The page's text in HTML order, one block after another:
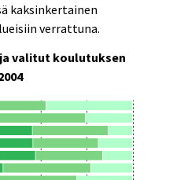
kaksinkertainen
verrattuna.
valitut koulutuksen